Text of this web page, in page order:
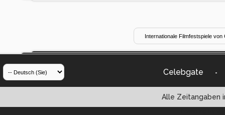
Celebgate -
Alle Zeitangaben